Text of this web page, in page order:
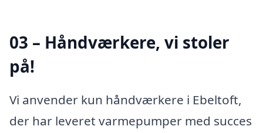
03 – Håndværkere, vi stoler
på!
Vi anvender kun håndværkere i Ebeltoft,
der har leveret varmepumper med succes